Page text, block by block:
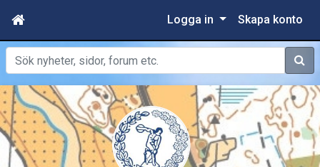
Logga in Skapa konto
Sök